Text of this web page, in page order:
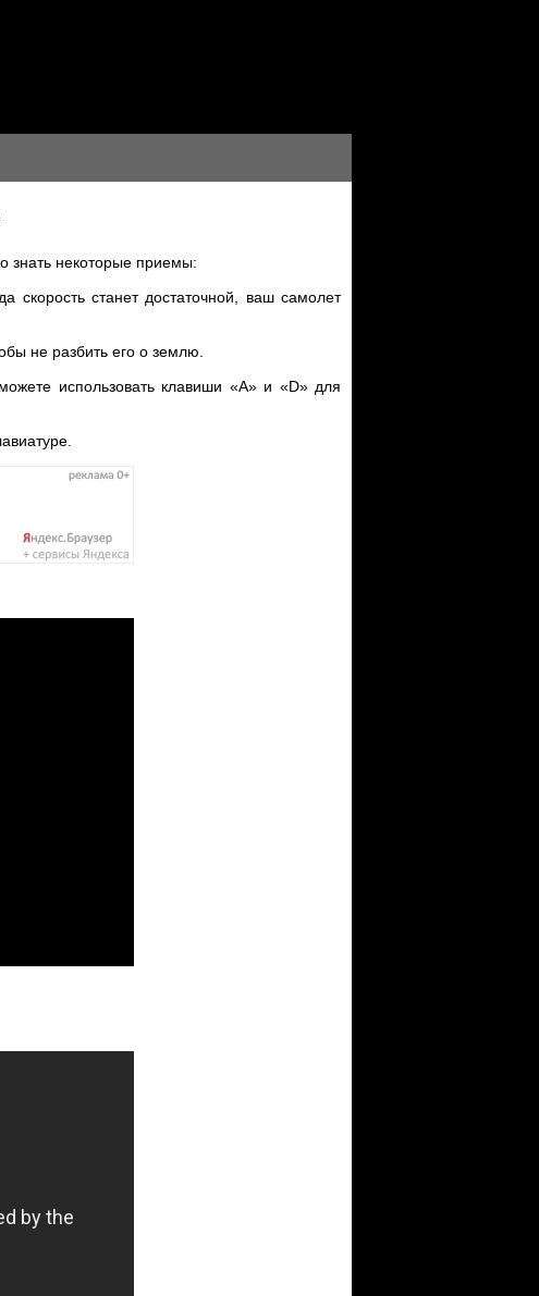
знать некоторые приемы:
скорость станет достаточной, ваш самолет
не разбить его о землю.
использовать клавиши «A» и «D» для